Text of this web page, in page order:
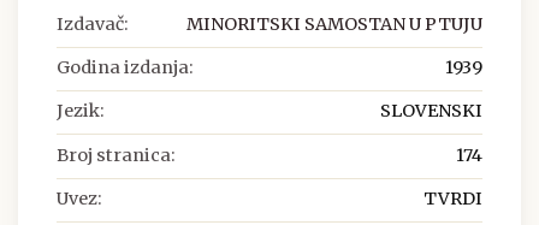
Izdavač: MINORITSKI SAMOSTAN U PTUJU
Godina izdanja: 1939
Jezik: SLOVENSKI
Broj stranica: 174
Uvez: TVRDI